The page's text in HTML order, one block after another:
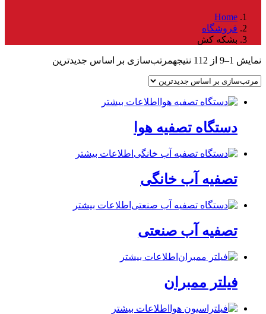
Home
فروشگاه
بشکه کش
نمایش 1–9 از 112 نتیجه مرتب‌سازی بر اساس جدیدترین
اطلاعات بیشتر
دستگاه تصفیه هوا
اطلاعات بیشتر
تصفیه آب خانگی
اطلاعات بیشتر
تصفیه آب صنعتی
اطلاعات بیشتر
فیلتر ممبران
اطلاعات بیشتر